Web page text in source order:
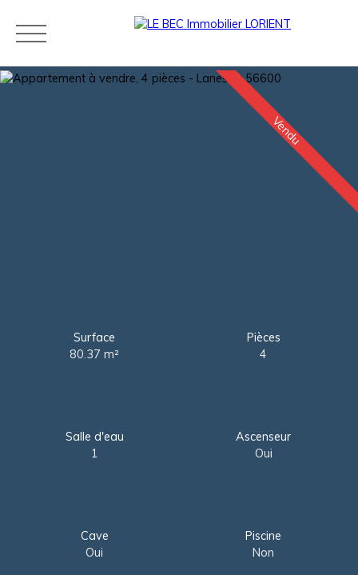
Vendu
Surface
80.37m²
Pièces
4
Salle d'eau
1
Ascenseur
Oui
Cave
Oui
Piscine
Non